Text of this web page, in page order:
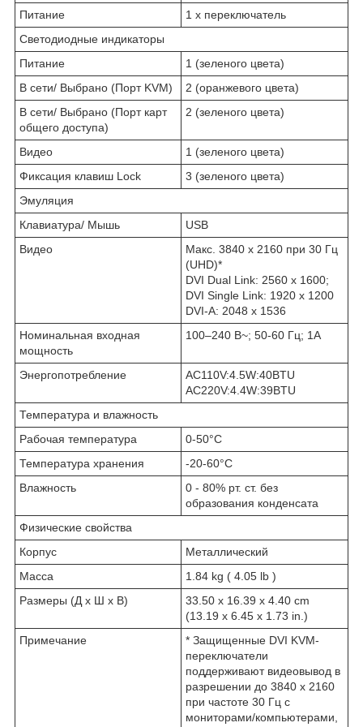
Питание
1 x переключатель
Светодиодные индикаторы
Питание
1 (зеленого цвета)
В сети/ Выбрано (Порт KVM)
2 (оранжевого цвета)
В сети/ Выбрано (Порт карт
общего доступа)
2 (зеленого цвета)
Видео
1 (зеленого цвета)
Фиксация клавиш Lock
3 (зеленого цвета)
Эмуляция
Клавиатура/ Мышь
USB
Видео
Mакс. 3840 x 2160 при 30 Гц
(UHD)*
DVI Dual Link: 2560 x 1600;
DVI Single Link: 1920 x 1200
DVI-A: 2048 x 1536
Номинальная входная
мощность
100–240 В~; 50-60 Гц; 1A
Энергопотребление
AC110V:4.5W:40BTU
AC220V:4.4W:39BTU
Температура и влажность
Рабочая температура
0-50°C
Температура хранения
-20-60°C
Влажность
0 - 80% рт. ст. без
образования конденсата
Физические свойства
Корпус
Металлический
Масса
1.84 kg ( 4.05 lb )
Размеры (Д х Ш х В)
33.50 x 16.39 x 4.40 cm
(13.19 x 6.45 x 1.73 in.)
Примечание
* Защищенные DVI KVM-
переключатели
поддерживают видеовывод в
разрешении до 3840 x 2160
при частоте 30 Гц с
мониторами/компьютерами,